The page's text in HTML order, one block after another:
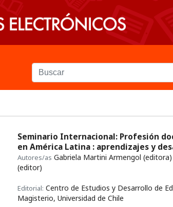
Seminario Internacional: Profesión
en América Latina : aprendizajes y
Autores/as Gabriela Martini Armengol
(editor)
Editorial: Centro de Estudios y Desarrollo de
Magisterio, Universidad de Chile